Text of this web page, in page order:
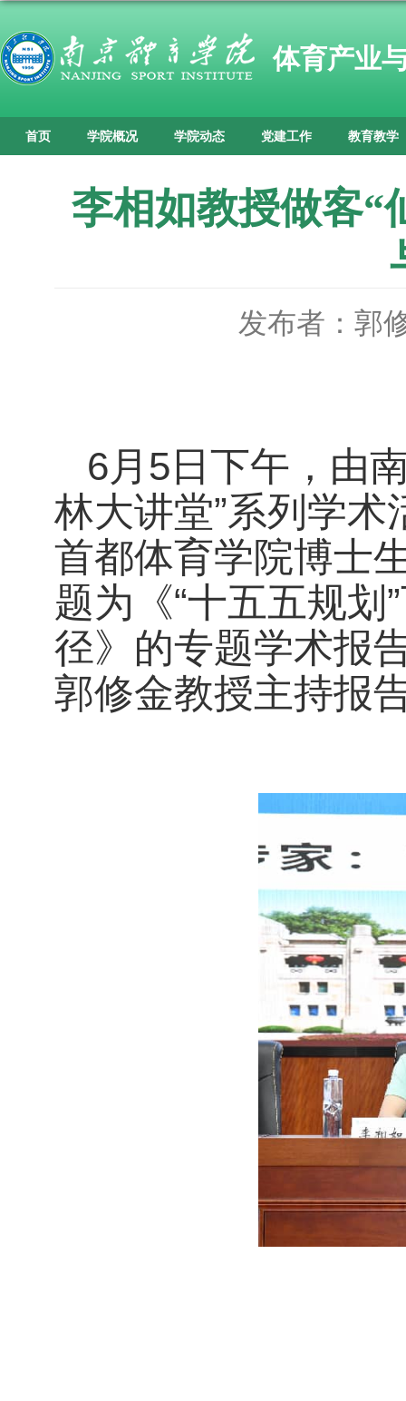
体育产业
首页 学院概况 学院动态 党建工作 教育教学
李相如教授做客“
发布者：郭
6月5日下午，由
林大讲堂”系列学
首都体育学院博士
题为《“十五五规
径》的专题学术报
郭修金教授主持报